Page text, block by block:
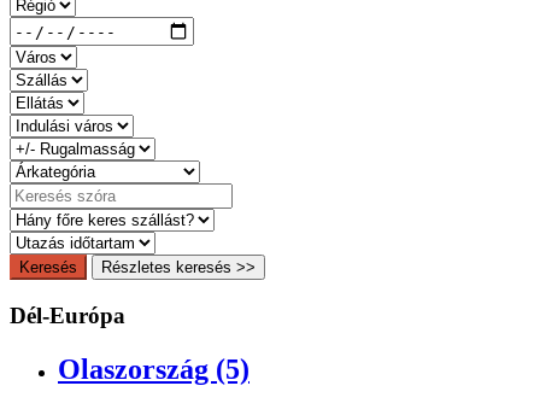
Keresés Részletes keresés >>
Dél-Európa
Olaszország (5)